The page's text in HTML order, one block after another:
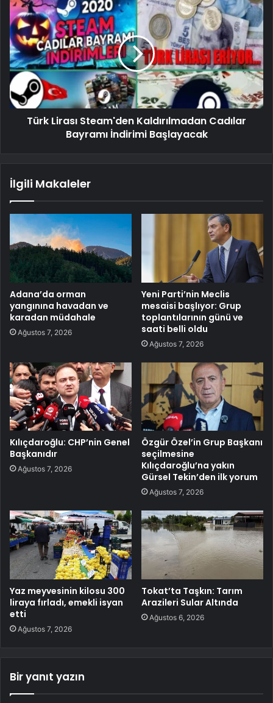
Türk Lirası Steam'den Kaldırılmadan Cadılar
Bayramı İndirimi Başlayacak
İlgili Makaleler
Adana’da orman
yangınına havadan ve
karadan müdahale
Ağustos 7, 2026
Yeni Parti’nin Meclis
mesaisi başlıyor: Grup
toplantılarının günü ve
saati belli oldu
Ağustos 7, 2026
Kılıçdaroğlu: CHP’nin Genel
Başkanıdır
Ağustos 7, 2026
Özgür Özel’in Grup Başkanı
seçilmesine
Kılıçdaroğlu’na yakın
Gürsel Tekin’den ilk yorum
Ağustos 7, 2026
Yaz meyvesinin kilosu 300
liraya fırladı, emekli isyan
etti
Ağustos 7, 2026
Tokat’ta Taşkın: Tarım
Arazileri Sular Altında
Ağustos 6, 2026
Bir yanıt yazın